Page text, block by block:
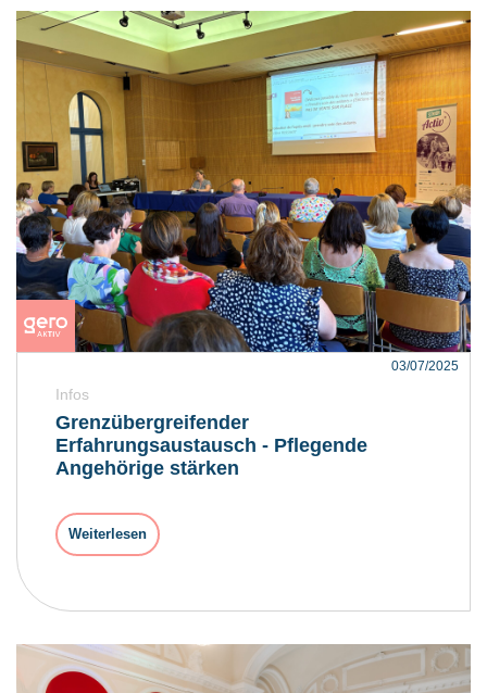
03/07/2025
Infos
Grenzübergreifender
Erfahrungsaustausch - Pflegende
Angehörige stärken
Weiterlesen